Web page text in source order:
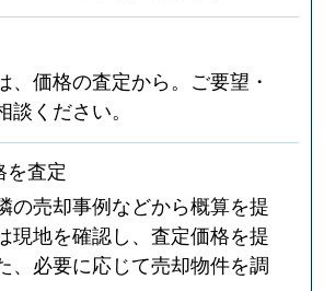
、価格の査定から。ご要望・
ください。
を査定
の売却事例などから概算を提
現地を確認し、査定価格を提
、必要に応じて売却物件を調